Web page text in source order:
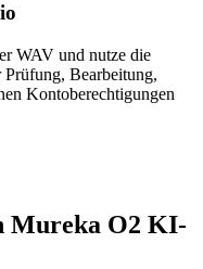
WAV und nutze die
Prüfung, Bearbeitung,
Kontoberechtigungen
Mureka O2 KI-